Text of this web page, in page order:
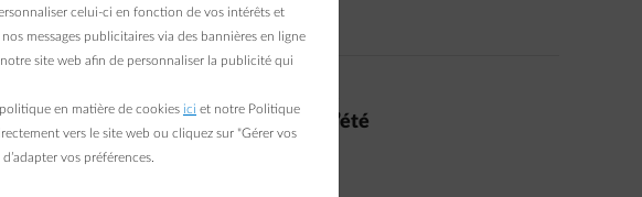
Read more
Les 5 énergivores de l’été
celui-ci en fonction de vos intérêts et
messages publicitaires via des bannières en ligne
site web afin de personnaliser la publicité qui
en matière de cookies ici et notre Politique
vers le site web ou cliquez sur "Gérer vos
vos préférences.